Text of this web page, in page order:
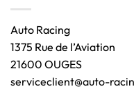
Auto Racing
1375 Rue de l’Aviation
21600 OUGES
serviceclient@auto-